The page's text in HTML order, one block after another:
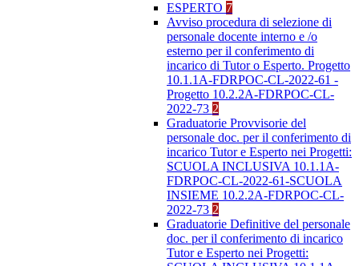
ESPERTO 7
Avviso procedura di selezione di
personale docente interno e /o
esterno per il conferimento di
incarico di Tutor o Esperto. Progetto
10.1.1A-FDRPOC-CL-2022-61 -
Progetto 10.2.2A-FDRPOC-CL-
2022-73 2
Graduatorie Provvisorie del
personale doc. per il conferimento di
incarico Tutor e Esperto nei Progetti:
SCUOLA INCLUSIVA 10.1.1A-
FDRPOC-CL-2022-61-SCUOLA
INSIEME 10.2.2A-FDRPOC-CL-
2022-73 2
Graduatorie Definitive del personale
doc. per il conferimento di incarico
Tutor e Esperto nei Progetti: